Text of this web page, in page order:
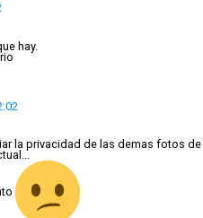
hay.
la privacidad de las demas fotos de